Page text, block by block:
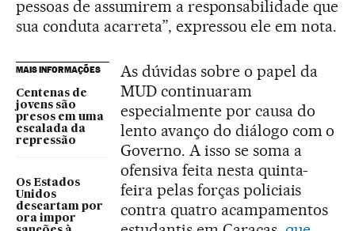
pessoas de assumirem a responsabilidade que
sua conduta acarreta”, expressou ele em nota.
MAIS INFORMAÇÕES
Centenas de
jovens são
presos em uma
escalada da
repressão
Os Estados
Unidos
descartam por
ora impor
As dúvidas sobre o papel da
MUD continuaram
especialmente por causa do
lento avanço do diálogo com o
Governo. A isso se soma a
ofensiva feita nesta quinta-
feira pelas forças policiais
contra quatro acampamentos